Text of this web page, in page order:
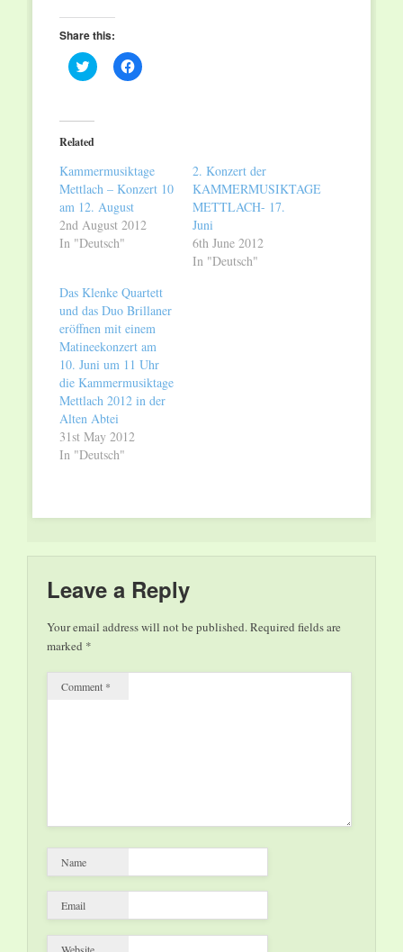
Share this:
Click
to
(Opens
in
new
Click
to
Related
Kammermusiktage
Mettlach – Konzert 10
am 12. August
2nd August 2012
In "Deutsch"
2. Konzert der
KAMMERMUSIKTAGE
METTLACH- 17.
Juni
6th June 2012
In "Deutsch"
Das Klenke Quartett
und das Duo Brillaner
eröffnen mit einem
Matineekonzert am
10. Juni um 11 Uhr
die Kammermusiktage
Mettlach 2012 in der
Alten Abtei
31st May 2012
In "Deutsch"
Leave a Reply
Your email address will not be published.Required fields are
marked *
Comment *
Name
Email